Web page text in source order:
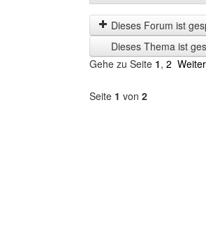
der
letzten
Zeit
anzeigen
by
Dieses Forum ist
Dieses Thema ist
Gehe zu Seite 1, 2
Seite 1 von 2